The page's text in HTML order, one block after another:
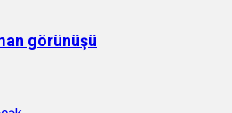
görünüşü